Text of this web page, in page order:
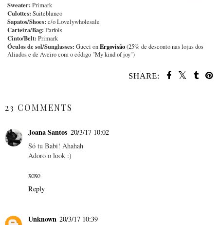
Sweater: Primark
Culottes: Suiteblanco
Sapatos/Shoes: c/o Lovelywholesale
Carteira/Bag: Parfois
Cinto/Belt: Primark
Óculos de sol/Sunglasses: Gucci onErgovisão(25% de desconto nas lojas dos
Aliados e de Aveiro com o código "My kind of joy")
SHARE:
23 COMMENTS
Joana Santos 20/3/17 10:02
Só tu Babi! Ahahah
Adoro o look :)
xoxo
Reply
Unknown 20/3/17 10:39